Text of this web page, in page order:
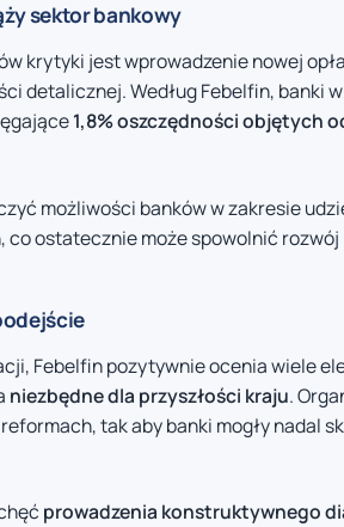
sektor bankowy
krytyki jest wprowadzenie nowej
detalicznej. Według Febelfin, banki
1,8% oszczędności objętych
możliwości banków w zakresie
ostatecznie może spowolnić
Febelfin pozytywnie ocenia wiele
niezbędne dla przyszłości kraju.
tak aby banki mogły nadal
prowadzenia konstruktywnego